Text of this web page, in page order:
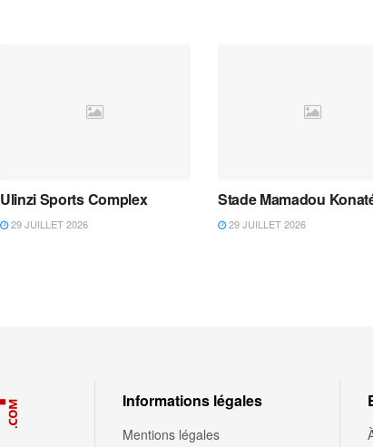
Ulinzi Sports Complex
29 JUILLET 2026
Stade Mamadou
29 JUILLET 2026
Informations légales
Mentions légales